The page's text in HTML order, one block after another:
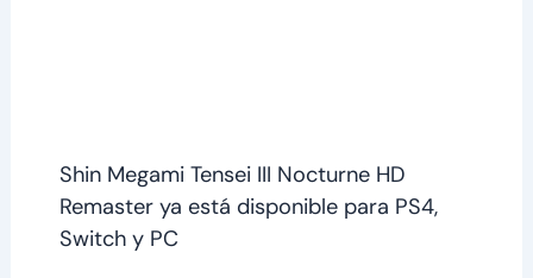
Shin Megami Tensei III Nocturne HD
Remaster ya está disponible para PS4,
Switch y PC